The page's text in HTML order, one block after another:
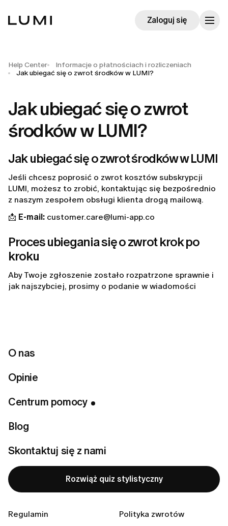
O nas
Opinie
Centrum pomocy
Blog
Skontaktuj się z nami
Rozwiąż quiz stylistyczny
Regulamin Polityka zwrotów
Zaloguj się
Help Center
Informacje o płatnościach i rozliczeniach
Jak ubiegać się o zwrot środków w LUMI?
Jak ubiegać się o zwrot
środków w LUMI?
Jak ubiegać się o zwrot środków w LUMI
Jeśli chcesz poprosić o zwrot kosztów subskrypcji
LUMI, możesz to zrobić, kontaktując się bezpośrednio
z naszym zespołem obsługi klienta drogą mailową.
📩 E-mail: customer.care@lumi-app.co
Proces ubiegania się o zwrot krok po
kroku
Aby Twoje zgłoszenie zostało rozpatrzone sprawnie i
jak najszybciej, prosimy o podanie w wiadomości
datę zakupu lub pobrania opłaty
wszelkie
problemów technicznych
przyspieszy proces weryfikacji i pozwoli uniknąć
Czas przetwarzania i komunikacja
Po przesłaniu prośby o zwrot:
zgłoszenie i skontaktuje się z Tobą, jeśli będą
potrzebne dodatkowe informacje